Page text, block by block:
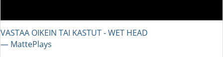
VASTAA OIKEIN TAI KASTUT - WET HEAD
― MattePlays